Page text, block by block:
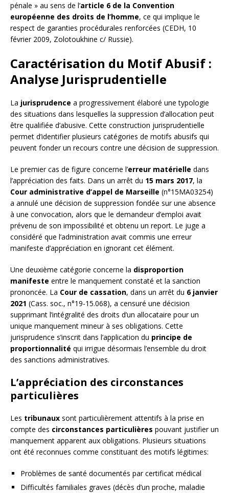
pénale » au sens de l’article 6 de la Convention
européenne des droits de l’homme, ce qui implique le
respect de garanties procédurales renforcées (CEDH, 10
février 2009, Zolotoukhine c/ Russie).
Caractérisation du Motif Abusif :
Analyse Jurisprudentielle
La jurisprudence a progressivement élaboré une typologie
des situations dans lesquelles la suppression d’allocation peut
être qualifiée d’abusive. Cette construction jurisprudentielle
permet d’identifier plusieurs catégories de motifs abusifs qui
peuvent fonder un recours contre une décision de suppression.
Le premier cas de figure concerne l’erreur matérielle dans
l’appréciation des faits. Dans un arrêt du 15 mars 2017, la
Cour administrative d’appel de Marseille (n°15MA03254)
a annulé une décision de suppression fondée sur une absence
à une convocation, alors que le demandeur d’emploi avait
prévenu de son impossibilité et obtenu un report. Le juge a
considéré que l’administration avait commis une erreur
manifeste d’appréciation en ignorant cet élément.
Une deuxième catégorie concerne la disproportion
manifeste entre le manquement constaté et la sanction
prononcée. La Cour de cassation, dans un arrêt du 6 janvier
2021 (Cass. soc., n°19-15.068), a censuré une décision
supprimant l’intégralité des droits d’un allocataire pour un
unique manquement mineur à ses obligations. Cette
jurisprudence s’inscrit dans l’application du principe de
proportionnalité qui irrigue désormais l’ensemble du droit
des sanctions administratives.
L’appréciation des circonstances
particulières
Les tribunaux sont particulièrement attentifs à la prise en
compte des circonstances particulières pouvant justifier un
manquement apparent aux obligations. Plusieurs situations
ont été reconnues comme constituant des motifs légitimes:
Problèmes de santé documentés par certificat médical
Difficultés familiales graves (décès d’un proche, maladie